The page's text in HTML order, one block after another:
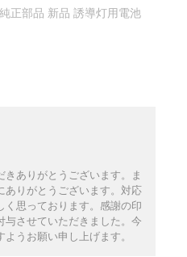
正部品 新品 誘導灯用電池
ありがとうございます。ま
ありがとうございます。対応
く思っております。感謝の印
与させていただきました。今
うお願い申し上げます。